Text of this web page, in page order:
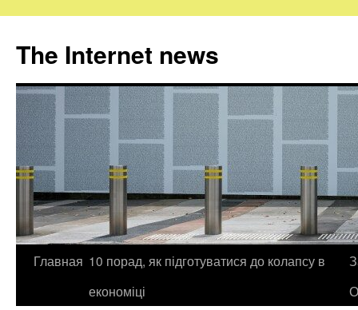
The Internet news
Skip
Главная 10 порад, як підготуватися до колапсу в
економіці